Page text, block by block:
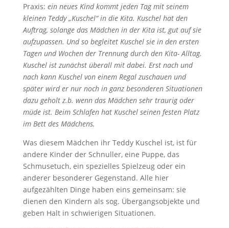
Praxis: ein neues Kind kommt jeden Tag mit seinem
kleinen Teddy „Kuschel“ in die Kita. Kuschel hat den
Auftrag, solange das Mädchen in der Kita ist, gut auf sie
aufzupassen. Und so begleitet Kuschel sie in den ersten
Tagen und Wochen der Trennung durch den Kita- Alltag.
Kuschel ist zunächst überall mit dabei. Erst nach und
nach kann Kuschel von einem Regal zuschauen und
später wird er nur noch in ganz besonderen Situationen
dazu geholt z.b. wenn das Mädchen sehr traurig oder
müde ist. Beim Schlafen hat Kuschel seinen festen Platz
im Bett des Mädchens.
Was diesem Mädchen ihr Teddy Kuschel ist, ist für
andere Kinder der Schnuller, eine Puppe, das
Schmusetuch, ein spezielles Spielzeug oder ein
anderer besonderer Gegenstand. Alle hier
aufgezählten Dinge haben eins gemeinsam: sie
dienen den Kindern als sog. Übergangsobjekte und
geben Halt in schwierigen Situationen.